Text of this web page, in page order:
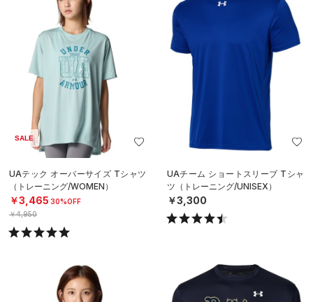
SALE
UAテック オーバーサイズ Tシャツ
（トレーニング/WOMEN）
￥3,465 30%OFF
￥4,950
UAチーム ショートスリーブ Tシャ
ツ（トレーニング/UNISEX）
￥3,300